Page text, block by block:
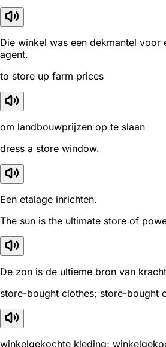
Die winkel was een dekmantel voor
agent.
to store up farm prices
om landbouwprijzen op te slaan
dress a store window.
Een etalage inrichten.
The sun is the ultimate store of
De zon is de ultieme bron van
store-bought clothes; store-bought
winkelgekochte kleding;